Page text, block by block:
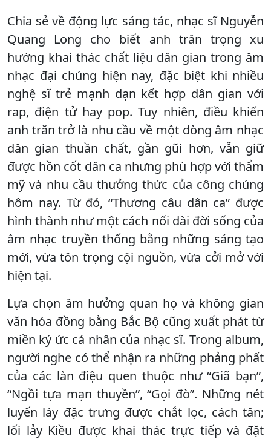
Chia sẻ về động lực sáng tác, nhạc sĩ Nguyễn
Quang Long cho biết anh trân trọng xu
hướng khai thác chất liệu dân gian trong âm
nhạc đại chúng hiện nay, đặc biệt khi nhiều
nghệ sĩ trẻ mạnh dạn kết hợp dân gian với
rap, điện tử hay pop. Tuy nhiên, điều khiến
anh trăn trở là nhu cầu về một dòng âm nhạc
dân gian thuần chất, gần gũi hơn, vẫn giữ
được hồn cốt dân ca nhưng phù hợp với thẩm
mỹ và nhu cầu thưởng thức của công chúng
hôm nay. Từ đó, “Thương câu dân ca” được
hình thành như một cách nối dài đời sống của
âm nhạc truyền thống bằng những sáng tạo
mới, vừa tôn trọng cội nguồn, vừa cởi mở với
hiện tại.
Lựa chọn âm hưởng quan họ và không gian
văn hóa đồng bằng Bắc Bộ cũng xuất phát từ
miền ký ức cá nhân của nhạc sĩ. Trong album,
người nghe có thể nhận ra những phảng phất
của các làn điệu quen thuộc như “Giã bạn”,
“Ngồi tựa mạn thuyền”, “Gọi đò”. Những nét
luyến láy đặc trưng được chắt lọc, cách tân;
lối lảy Kiều được khai thác trực tiếp và đặt